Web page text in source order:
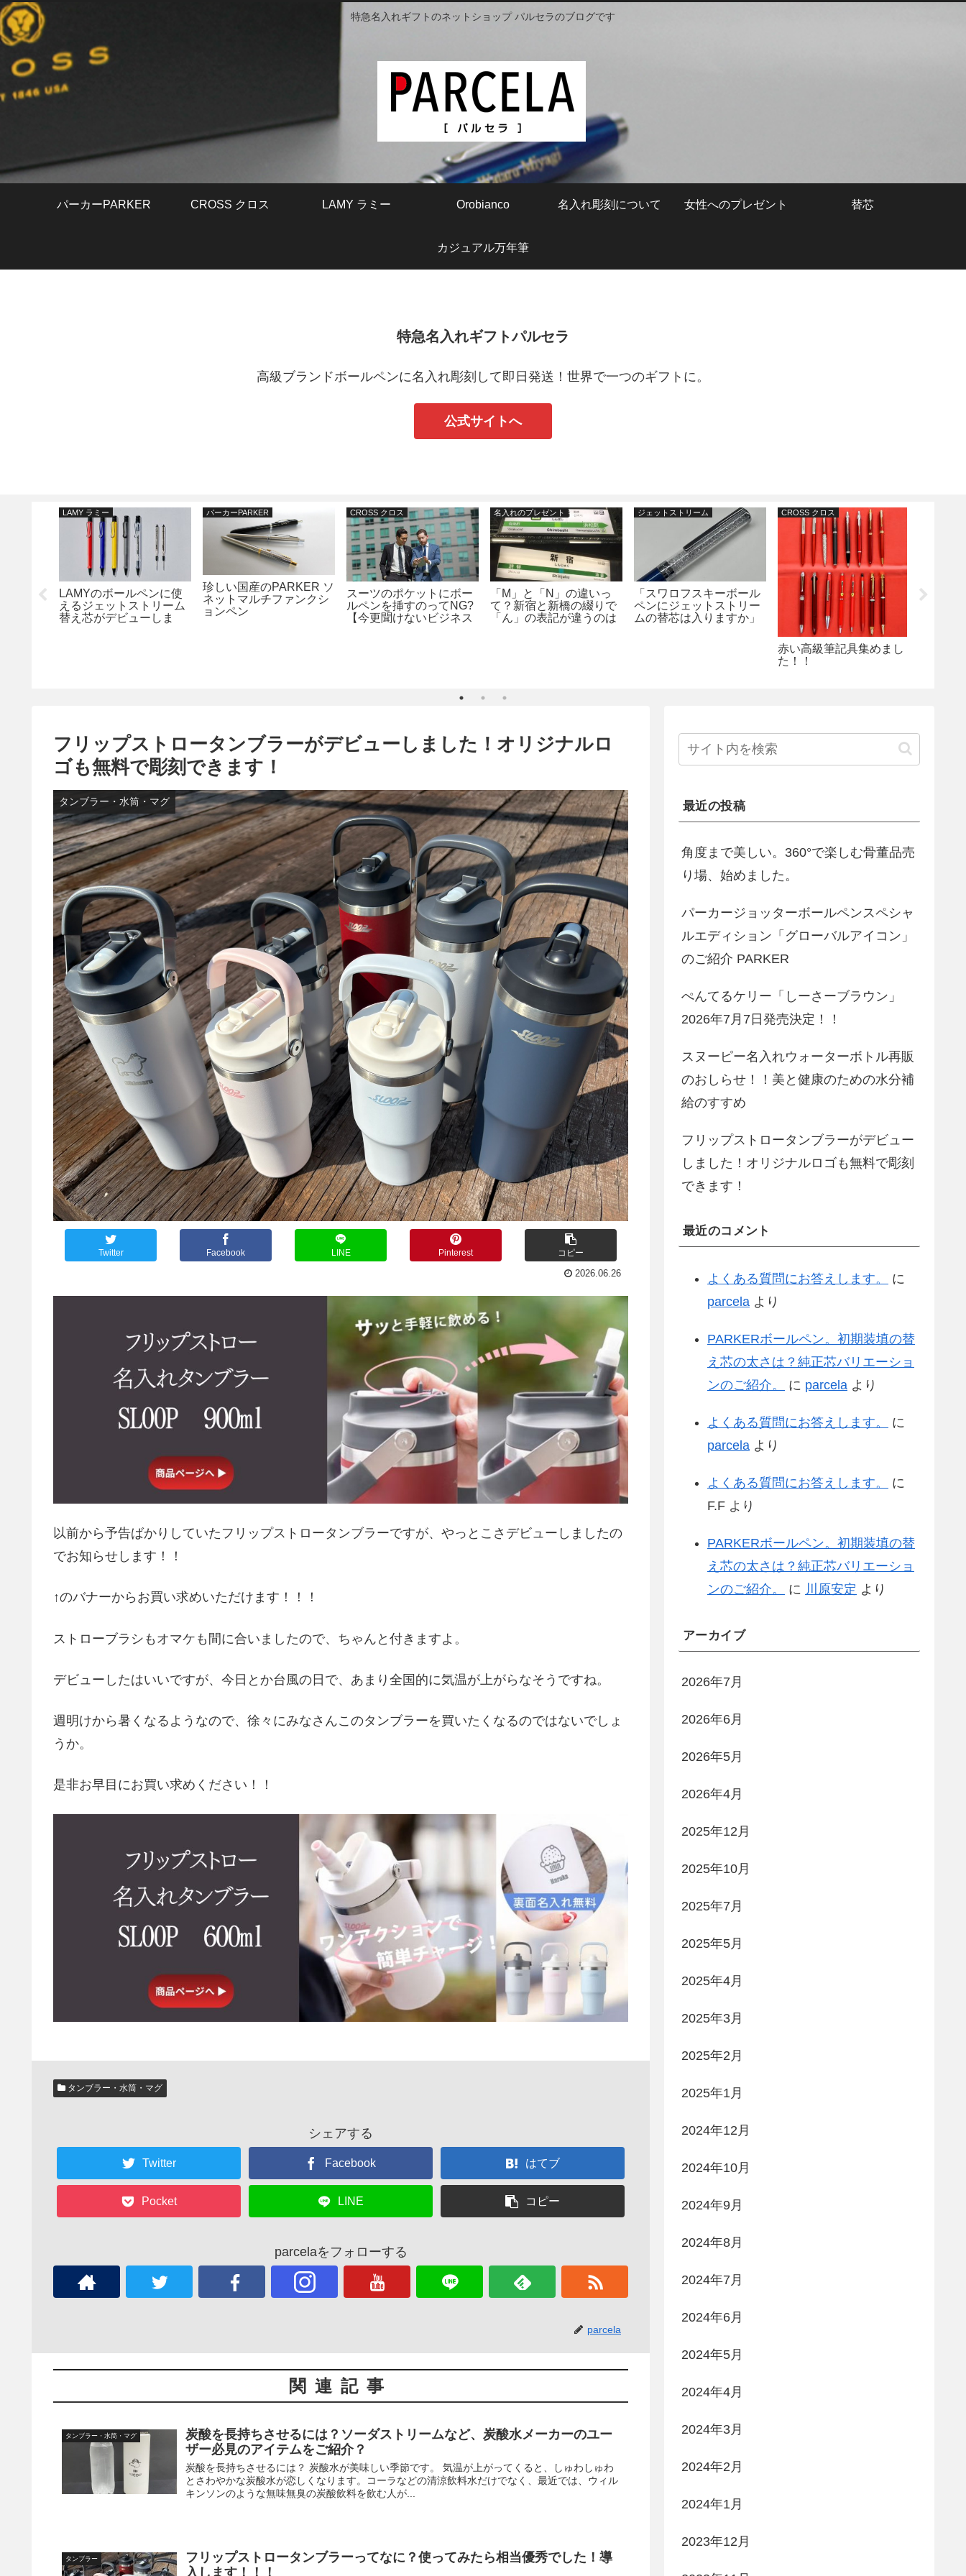
特急名入れギフトのネットショップ パルセラのブログです
パーカーPARKER CROSS クロス LAMY ラミー Orobianco 名入れ彫刻について 女性へのプレゼント 替芯
カジュアル万年筆
特急名入れギフトパルセラ
高級ブランドボールペンに名入れ彫刻して即日発送！世界で一つのギフトに。
公式サイトへ
対
LAMY ラミー
LAMYのボールペンに使
えるジェットストリーム
替え芯がデビューしま
パーカーPARKER
珍しい国産のPARKER ソ
ネットマルチファンクシ
ョンペン
CROSS クロス
スーツのポケットにボー
ルペンを挿すのってNG?
【今更聞けないビジネス
名入れのプレゼント
「M」と「N」の違いっ
て？新宿と新橋の綴りで
「ん」の表記が違うのは
ジェットストリーム
「スワロフスキーボール
ペンにジェットストリー
ムの替芯は入りますか」
CROSS クロス
赤い高級筆記具集めまし
た！！
フリップストロータンブラーがデビューしました！オリジナルロ
ゴも無料で彫刻できます！
タンブラー・水筒・マグ
Twitter Facebook LINE Pinterest コピー
2026.06.26
以前から予告ばかりしていたフリップストロータンブラーですが、やっとこさデビューしましたの
でお知らせします！！
↑のバナーからお買い求めいただけます！！！
ストローブラシもオマケも間に合いましたので、ちゃんと付きますよ。
デビューしたはいいですが、今日とか台風の日で、あまり全国的に気温が上がらなそうですね。
週明けから暑くなるようなので、徐々にみなさんこのタンブラーを買いたくなるのではないでしょ
うか。
是非お早目にお買い求めください！！
タンブラー・水筒・マグ
シェアする
Twitter Facebook はてブ
Pocket LINE コピー
parcelaをフォローする
parcela
関連記事
タンブラー・水筒・マグ
炭酸を長持ちさせるには？ソーダストリームなど、炭酸水メーカーのユー
ザー必見のアイテムをご紹介？
炭酸を長持ちさせるには？ 炭酸水が美味しい季節です。 気温が上がってくると、しゅわしゅわ
とさわやかな炭酸水が恋しくなります。コーラなどの清涼飲料水だけでなく、最近では、ウィル
キンソンのような無味無臭の炭酸飲料を飲む人が...
タンブラー
フリップストロータンブラーってなに？使ってみたら相当優秀でした！導
入します！！！
最近の投稿
角度まで美しい。360°で楽しむ骨董品売
り場、始めました。
パーカージョッターボールペンスペシャ
ルエディション「グローバルアイコン」
のご紹介 PARKER
ぺんてるケリー「しーさーブラウン」
2026年7月7日発売決定！！
スヌーピー名入れウォーターボトル再販
のおしらせ！！美と健康のための水分補
給のすすめ
フリップストロータンブラーがデビュー
しました！オリジナルロゴも無料で彫刻
できます！
最近のコメント
よくある質問にお答えします。
に
parcela より
PARKERボールペン。初期装填の替
え芯の太さは？純正芯バリエーショ
ンのご紹介。
に parcela より
よくある質問にお答えします。
に
parcela より
よくある質問にお答えします。
に
F.F より
PARKERボールペン。初期装填の替
え芯の太さは？純正芯バリエーショ
ンのご紹介。
に 川原安定 より
アーカイブ
2026年7月
2026年6月
2026年5月
2026年4月
2025年12月
2025年10月
2025年7月
2025年5月
2025年4月
2025年3月
2025年2月
2025年1月
2024年12月
2024年10月
2024年9月
2024年8月
2024年7月
2024年6月
2024年5月
2024年4月
2024年3月
2024年2月
2024年1月
2023年12月